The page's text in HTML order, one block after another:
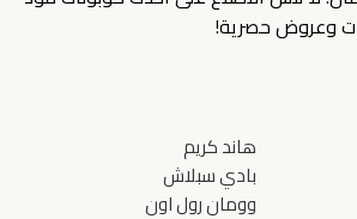
وعروض حصرية!
هاند كريم
بادي سبلاش
وومان رول اون